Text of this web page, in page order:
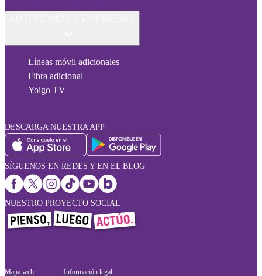
Líneas móvil adicionales
Fibra adicional
Yoigo TV
DESCARGA NUESTRA APP
SÍGUENOS EN REDES Y EN EL BLOG
NUESTRO PROYECTO SOCIAL
Mapa web Información legal